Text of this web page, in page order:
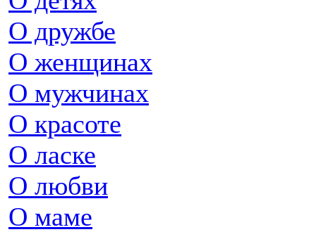
О дружбе
О женщинах
О мужчинах
О красоте
О ласке
О любви
О маме